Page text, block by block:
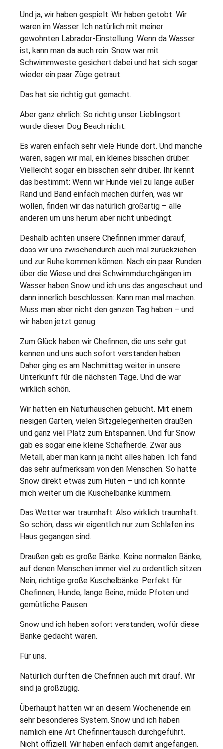
Und ja, wir haben gespielt. Wir haben getobt. Wir
waren im Wasser. Ich natürlich mit meiner
gewohnten Labrador-Einstellung: Wenn da Wasser
ist, kann man da auch rein. Snow war mit
Schwimmweste gesichert dabei und hat sich sogar
wieder ein paar Züge getraut.
Das hat sie richtig gut gemacht.
Aber ganz ehrlich: So richtig unser Lieblingsort
wurde dieser Dog Beach nicht.
Es waren einfach sehr viele Hunde dort. Und manche
waren, sagen wir mal, ein kleines bisschen drüber.
Vielleicht sogar ein bisschen sehr drüber. Ihr kennt
das bestimmt: Wenn wir Hunde viel zu lange außer
Rand und Band einfach machen dürfen, was wir
wollen, finden wir das natürlich großartig – alle
anderen um uns herum aber nicht unbedingt.
Deshalb achten unsere Chefinnen immer darauf,
dass wir uns zwischendurch auch mal zurückziehen
und zur Ruhe kommen können. Nach ein paar Runden
über die Wiese und drei Schwimmdurchgängen im
Wasser haben Snow und ich uns das angeschaut und
dann innerlich beschlossen: Kann man mal machen.
Muss man aber nicht den ganzen Tag haben – und
wir haben jetzt genug.
Zum Glück haben wir Chefinnen, die uns sehr gut
kennen und uns auch sofort verstanden haben.
Daher ging es am Nachmittag weiter in unsere
Unterkunft für die nächsten Tage. Und die war
wirklich schön.
Wir hatten ein Naturhäuschen gebucht. Mit einem
riesigen Garten, vielen Sitzgelegenheiten draußen
und ganz viel Platz zum Entspannen. Und für Snow
gab es sogar eine kleine Schafherde. Zwar aus
Metall, aber man kann ja nicht alles haben. Ich fand
das sehr aufmerksam von den Menschen. So hatte
Snow direkt etwas zum Hüten – und ich konnte
mich weiter um die Kuschelbänke kümmern.
Das Wetter war traumhaft. Also wirklich traumhaft.
So schön, dass wir eigentlich nur zum Schlafen ins
Haus gegangen sind.
Draußen gab es große Bänke. Keine normalen Bänke,
auf denen Menschen immer viel zu ordentlich sitzen.
Nein, richtige große Kuschelbänke. Perfekt für
Chefinnen, Hunde, lange Beine, müde Pfoten und
gemütliche Pausen.
Snow und ich haben sofort verstanden, wofür diese
Bänke gedacht waren.
Für uns.
Natürlich durften die Chefinnen auch mit drauf. Wir
sind ja großzügig.
Überhaupt hatten wir an diesem Wochenende ein
sehr besonderes System. Snow und ich haben
nämlich eine Art Chefinnentausch durchgeführt.
Nicht offiziell. Wir haben einfach damit angefangen.